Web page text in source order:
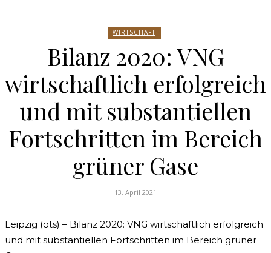
WIRTSCHAFT
Bilanz 2020: VNG
wirtschaftlich erfolgreich
und mit substantiellen
Fortschritten im Bereich
grüner Gase
13. April 2021
Leipzig (ots) – Bilanz 2020: VNG wirtschaftlich erfolgreich
und mit substantiellen Fortschritten im Bereich grüner